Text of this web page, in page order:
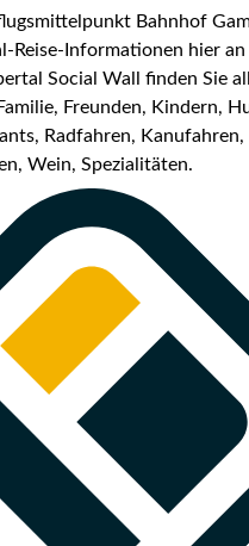
Bahnhof
Reise-Informationen hier
Social Wall finden Sie
Freunden, Kindern,
Radfahren, Kanufahren,
Wein, Spezialitäten.